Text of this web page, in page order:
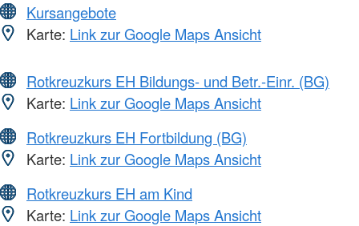
Kursangebote
Karte: Link zur Google Maps Ansicht
Rotkreuzkurs EH Bildungs- und Betr.-Einr. (BG)
Karte: Link zur Google Maps Ansicht
Rotkreuzkurs EH Fortbildung (BG)
Karte: Link zur Google Maps Ansicht
Rotkreuzkurs EH am Kind
Karte: Link zur Google Maps Ansicht